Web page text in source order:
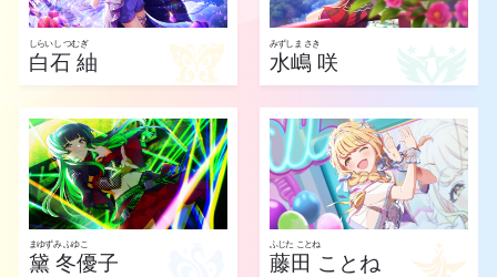
しらいし つむぎ
白石 紬
みずしま さき
水嶋 咲
まゆずみ ふゆこ
黛 冬優子
ふじた ことね
藤田 ことね